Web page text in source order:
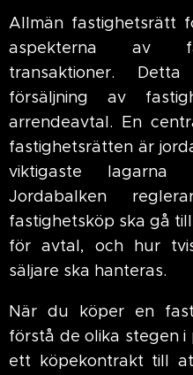
Allmän fastighetsrätt
aspekterna av
transaktioner.
försäljning av
arrendeavtal. En
fastighetsrätten är
viktigaste lagarna
Jordabalken
fastighetsköp ska gå
för avtal, och hur
säljare ska hanteras.
När du köper en
förstå de olika stegen i
ett köpekontrakt till